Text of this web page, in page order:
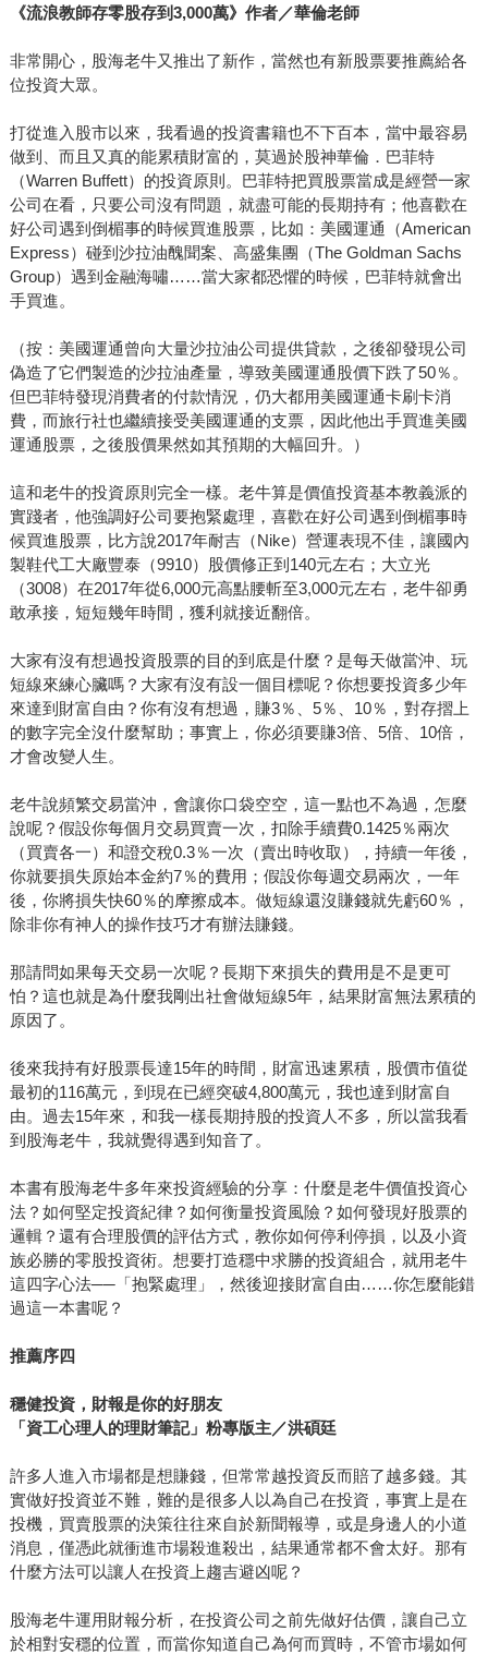
《流浪教師存零股存到3,000萬》作者／華倫老師
非常開心，股海老牛又推出了新作，當然也有新股票要推薦給各
位投資大眾。
打從進入股市以來，我看過的投資書籍也不下百本，當中最容易
做到、而且又真的能累積財富的，莫過於股神華倫．巴菲特
（Warren Buffett）的投資原則。巴菲特把買股票當成是經營一家
公司在看，只要公司沒有問題，就盡可能的長期持有；他喜歡在
好公司遇到倒楣事的時候買進股票，比如：美國運通（American
Express）碰到沙拉油醜聞案、高盛集團（The Goldman Sachs
Group）遇到金融海嘯……當大家都恐懼的時候，巴菲特就會出
手買進。
（按：美國運通曾向大量沙拉油公司提供貸款，之後卻發現公司
偽造了它們製造的沙拉油產量，導致美國運通股價下跌了50％。
但巴菲特發現消費者的付款情況，仍大都用美國運通卡刷卡消
費，而旅行社也繼續接受美國運通的支票，因此他出手買進美國
運通股票，之後股價果然如其預期的大幅回升。）
這和老牛的投資原則完全一樣。老牛算是價值投資基本教義派的
實踐者，他強調好公司要抱緊處理，喜歡在好公司遇到倒楣事時
候買進股票，比方說2017年耐吉（Nike）營運表現不佳，讓國內
製鞋代工大廠豐泰（9910）股價修正到140元左右；大立光
（3008）在2017年從6,000元高點腰斬至3,000元左右，老牛卻勇
敢承接，短短幾年時間，獲利就接近翻倍。
大家有沒有想過投資股票的目的到底是什麼？是每天做當沖、玩
短線來練心臟嗎？大家有沒有設一個目標呢？你想要投資多少年
來達到財富自由？你有沒有想過，賺3％、5％、10％，對存摺上
的數字完全沒什麼幫助；事實上，你必須要賺3倍、5倍、10倍，
才會改變人生。
老牛說頻繁交易當沖，會讓你口袋空空，這一點也不為過，怎麼
說呢？假設你每個月交易買賣一次，扣除手續費0.1425％兩次
（買賣各一）和證交稅0.3％一次（賣出時收取），持續一年後，
你就要損失原始本金約7％的費用；假設你每週交易兩次，一年
後，你將損失快60％的摩擦成本。做短線還沒賺錢就先虧60％，
除非你有神人的操作技巧才有辦法賺錢。
那請問如果每天交易一次呢？長期下來損失的費用是不是更可
怕？這也就是為什麼我剛出社會做短線5年，結果財富無法累積的
原因了。
後來我持有好股票長達15年的時間，財富迅速累積，股價市值從
最初的116萬元，到現在已經突破4,800萬元，我也達到財富自
由。過去15年來，和我一樣長期持股的投資人不多，所以當我看
到股海老牛，我就覺得遇到知音了。
本書有股海老牛多年來投資經驗的分享：什麼是老牛價值投資心
法？如何堅定投資紀律？如何衡量投資風險？如何發現好股票的
邏輯？還有合理股價的評估方式，教你如何停利停損，以及小資
族必勝的零股投資術。想要打造穩中求勝的投資組合，就用老牛
這四字心法──「抱緊處理」，然後迎接財富自由……你怎麼能錯
過這一本書呢？
推薦序四
穩健投資，財報是你的好朋友
「資工心理人的理財筆記」粉專版主／洪碩廷
許多人進入市場都是想賺錢，但常常越投資反而賠了越多錢。其
實做好投資並不難，難的是很多人以為自己在投資，事實上是在
投機，買賣股票的決策往往來自於新聞報導，或是身邊人的小道
消息，僅憑此就衝進市場殺進殺出，結果通常都不會太好。那有
什麼方法可以讓人在投資上趨吉避凶呢？
股海老牛運用財報分析，在投資公司之前先做好估價，讓自己立
於相對安穩的位置，而當你知道自己為何而買時，不管市場如何